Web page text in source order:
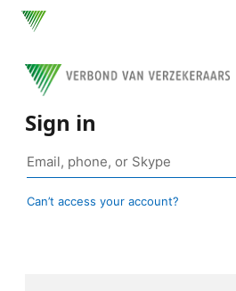
Sign in
Can’t access your account?